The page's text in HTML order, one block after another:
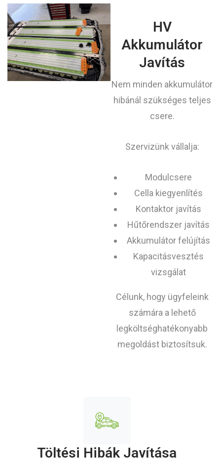
HV
Akkumulátor
Javítás
Nem minden akkumulátor
hibánál szükséges teljes
csere.
Szervizünk vállalja:
Modulcsere
Cella kiegyenlítés
Kontaktor javítás
Hűtőrendszer javítás
Akkumulátor felújítás
Kapacitásvesztés
vizsgálat
Célunk, hogy ügyfeleink
számára a lehető
legköltséghatékonyabb
megoldást biztosítsuk.
Töltési Hibák Javítása